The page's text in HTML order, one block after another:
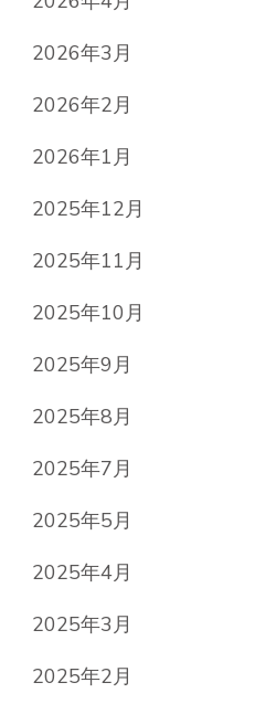
2026年3月
2026年2月
2026年1月
2025年12月
2025年11月
2025年10月
2025年9月
2025年8月
2025年7月
2025年5月
2025年4月
2025年3月
2025年2月